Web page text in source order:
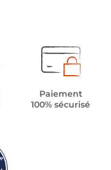
Paiement
100% sécurisé